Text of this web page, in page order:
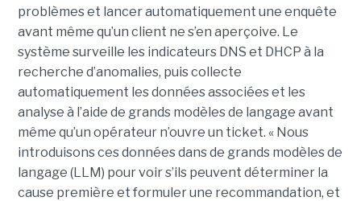
problèmes et lancer automatiquement une enquête
avant même qu’un client ne s’en aperçoive. Le
système surveille les indicateurs DNS et DHCP à la
recherche d’anomalies, puis collecte
automatiquement les données associées et les
analyse à l’aide de grands modèles de langage avant
même qu’un opérateur n’ouvre un ticket. « Nous
introduisons ces données dans de grands modèles de
langage (LLM) pour voir s’ils peuvent déterminer la
cause première et formuler une recommandation, et